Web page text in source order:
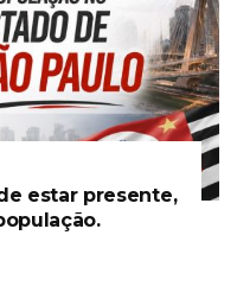
estar presente,